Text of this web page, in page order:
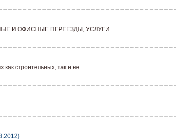
И ОФИСНЫЕ ПЕРЕЕЗДЫ, УСЛУГИ
строительных, так и не